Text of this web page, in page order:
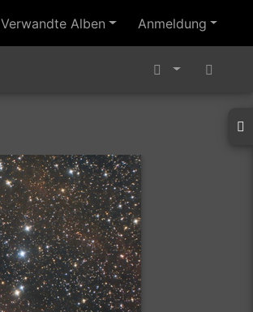
Verwandte Alben Anmeldung